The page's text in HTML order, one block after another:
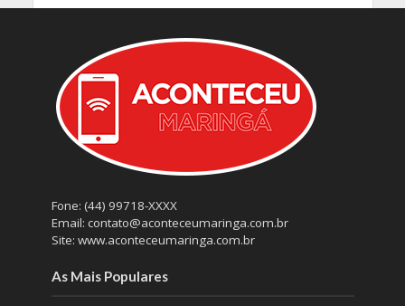
Fone: (44) 99718-XXXX
Email: contato@aconteceumaringa.com.br
Site: www.aconteceumaringa.com.br
As Mais Populares